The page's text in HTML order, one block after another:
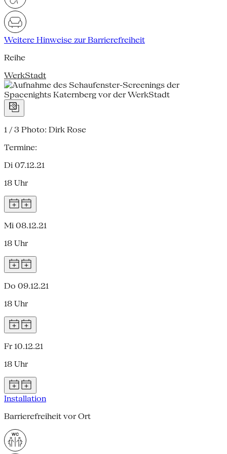
Weitere Hinweise zur Barrierefreiheit
Reihe
WerkStadt
1 / 3 Photo: Dirk Rose
Termine:
Di 07.12.21
18 Uhr
Mi 08.12.21
18 Uhr
Do 09.12.21
18 Uhr
Fr 10.12.21
18 Uhr
Installation
Barrierefreiheit vor Ort